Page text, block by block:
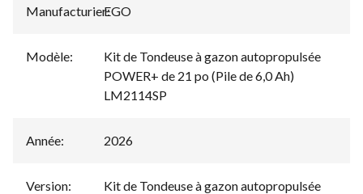
Manufacturier:
EGO
Modèle:
Kit de Tondeuse à gazon autopropulsée
POWER+ de 21 po (Pile de 6,0 Ah)
LM2114SP
Année: 2026
Version:
Kit de Tondeuse à gazon autopropulsée